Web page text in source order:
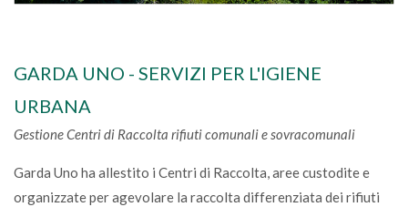
GARDA UNO - SERVIZI PER L'IGIENE
URBANA
Gestione Centri di Raccolta rifiuti comunali e sovracomunali
Garda Uno ha allestito i Centri di Raccolta, aree custodite e
organizzate per agevolare la raccolta differenziata dei rifiuti